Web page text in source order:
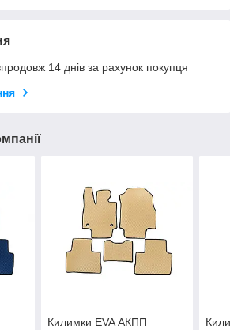
14 днів за рахунок покупця
Килимки EVA АКПП